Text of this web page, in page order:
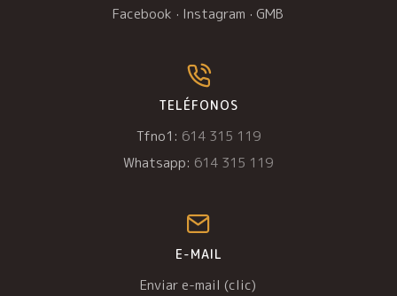
Facebook · Instagram · GMB
TELÉFONOS
Tfno1: 614 315 119
Whatsapp: 614 315 119
E-MAIL
Enviar e-mail (clic)